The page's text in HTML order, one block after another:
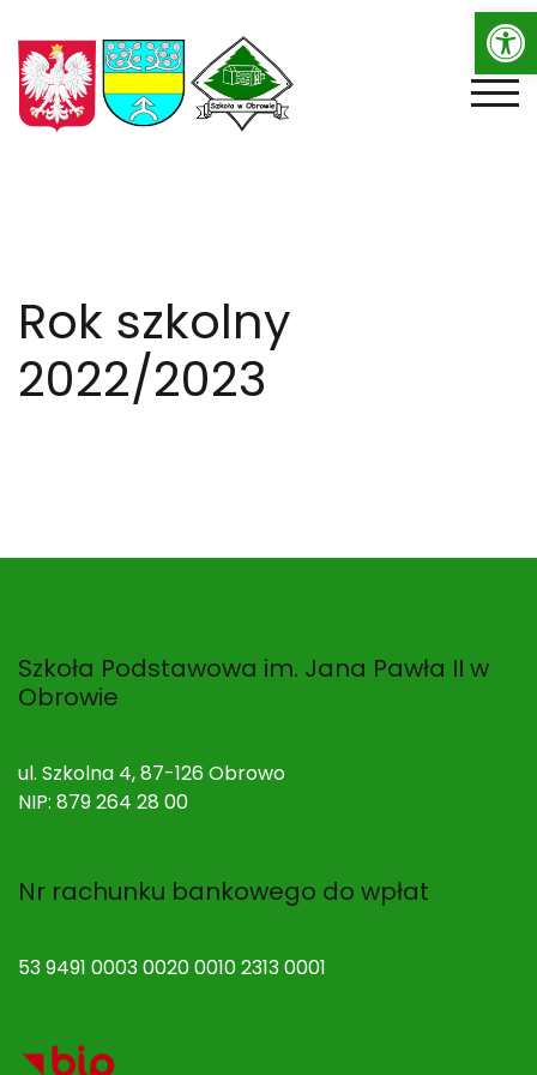
to
content
Rok szkolny
2022/2023
Szkoła Podstawowa im. Jana Pawła II w
Obrowie
ul. Szkolna 4, 87-126 Obrowo
NIP: 879 264 28 00
Nr rachunku bankowego do wpłat
53 9491 0003 0020 0010 2313 0001